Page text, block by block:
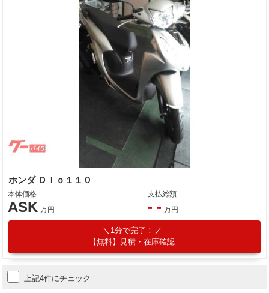
ホンダ Ｄｉｏ１１０
本体価格
ASK 万円
支払総額
- - 万円
1分で完了！
【無料】見積・在庫確認
上記4件にチェック